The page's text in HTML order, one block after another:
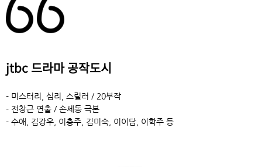
jtbc 드라마 공작도시
- 미스터리, 심리, 스릴러 / 20부작
- 전창근 연출 / 손세동 극본
- 수애, 김강우, 이충주, 김미숙, 이이담, 이학주 등